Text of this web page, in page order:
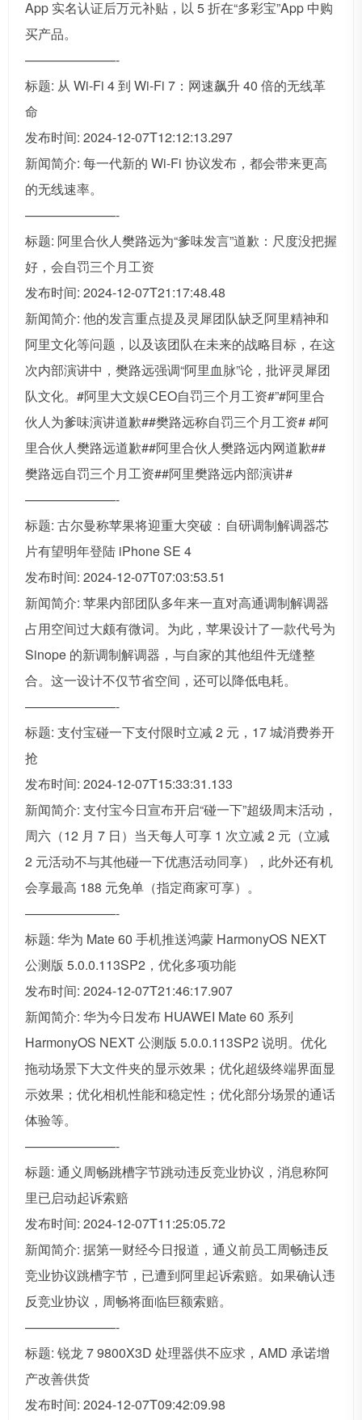
App 实名认证后万元补贴，以 5 折在“多彩宝”App 中购
买产品。
———————-
标题: 从 Wi-Fi 4 到 Wi-Fi 7：网速飙升 40 倍的无线革
命
发布时间: 2024-12-07T12:12:13.297
新闻简介: 每一代新的 Wi-Fi 协议发布，都会带来更高
的无线速率。
———————-
标题: 阿里合伙人樊路远为“爹味发言”道歉：尺度没把握
好，会自罚三个月工资
发布时间: 2024-12-07T21:17:48.48
新闻简介: 他的发言重点提及灵犀团队缺乏阿里精神和
阿里文化等问题，以及该团队在未来的战略目标，在这
次内部演讲中，樊路远强调“阿里血脉”论，批评灵犀团
队文化。#阿里大文娱CEO自罚三个月工资#”#阿里合
伙人为爹味演讲道歉##樊路远称自罚三个月工资# #阿
里合伙人樊路远道歉##阿里合伙人樊路远内网道歉##
樊路远自罚三个月工资##阿里樊路远内部演讲#
———————-
标题: 古尔曼称苹果将迎重大突破：自研调制解调器芯
片有望明年登陆 iPhone SE 4
发布时间: 2024-12-07T07:03:53.51
新闻简介: 苹果内部团队多年来一直对高通调制解调器
占用空间过大颇有微词。为此，苹果设计了一款代号为
Sinope 的新调制解调器，与自家的其他组件无缝整
合。这一设计不仅节省空间，还可以降低电耗。
———————-
标题: 支付宝碰一下支付限时立减 2 元，17 城消费券开
抢
发布时间: 2024-12-07T15:33:31.133
新闻简介: 支付宝今日宣布开启“碰一下”超级周末活动，
周六（12 月 7 日）当天每人可享 1 次立减 2 元（立减
2 元活动不与其他碰一下优惠活动同享），此外还有机
会享最高 188 元免单（指定商家可享）。
———————-
标题: 华为 Mate 60 手机推送鸿蒙 HarmonyOS NEXT
公测版 5.0.0.113SP2，优化多项功能
发布时间: 2024-12-07T21:46:17.907
新闻简介: 华为今日发布 HUAWEI Mate 60 系列
HarmonyOS NEXT 公测版 5.0.0.113SP2 说明。优化
拖动场景下大文件夹的显示效果；优化超级终端界面显
示效果；优化相机性能和稳定性；优化部分场景的通话
体验等。
———————-
标题: 通义周畅跳槽字节跳动违反竞业协议，消息称阿
里已启动起诉索赔
发布时间: 2024-12-07T11:25:05.72
新闻简介: 据第一财经今日报道，通义前员工周畅违反
竞业协议跳槽字节，已遭到阿里起诉索赔。如果确认违
反竞业协议，周畅将面临巨额索赔。
———————-
标题: 锐龙 7 9800X3D 处理器供不应求，AMD 承诺增
产改善供货
发布时间: 2024-12-07T09:42:09.98